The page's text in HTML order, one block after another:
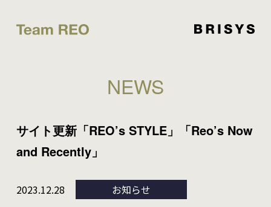
NEWS
サイト更新「REO’s STYLE」「Reo’s Now
and Recently」
2023.12.28 お知らせ